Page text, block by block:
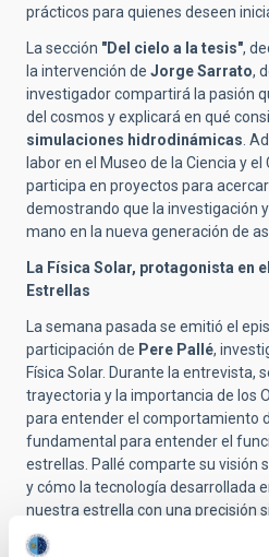
prácticos para quienes deseen
La sección "Del cielo a la tesis",
la intervención de Jorge Sarrato,
investigador compartirá la pasión
del cosmos y explicará en qué
simulaciones hidrodinámicas.
labor en el Museo de la Ciencia y
participa en proyectos para
demostrando que la investigación
mano en la nueva generación de
La Física Solar, protagonista en
Estrellas
La semana pasada se emitió el
participación de Pere Pallé,
Física Solar. Durante la entrevista,
trayectoria y la importancia de los
para entender el comportamiento
fundamental para entender el
estrellas. Pallé comparte su visión
y cómo la tecnología desarrollada
nuestra estrella con una precisión